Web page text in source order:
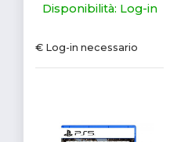
Disponibilità: Log-in
€ Log-in necessario